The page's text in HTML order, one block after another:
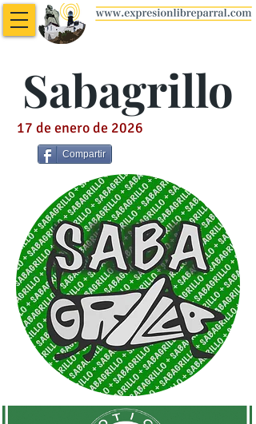
Sabagrillo
17 de enero de 2026
Compartir